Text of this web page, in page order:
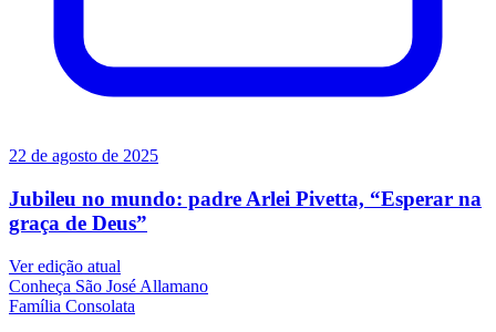
22 de agosto de 2025
Jubileu no mundo: padre Arlei Pivetta, “Esperar na
graça de Deus”
Ver edição atual
Conheça São José Allamano
Família Consolata